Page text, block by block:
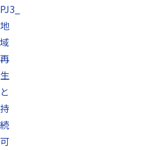
PJ3_
地
域
再
生
と
持
続
可